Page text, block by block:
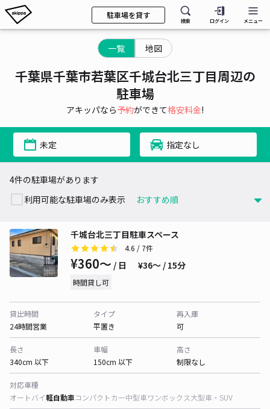
駐車場を貸す
検索 ログイン メニュー
一覧 地図
千葉県千葉市若葉区千城台北三丁目周辺の
駐車場
アキッパなら予約ができて格安料金!
未定 指定なし
4件の駐車場があります
利用可能な駐車場のみ表示
千城台北三丁目駐車スペース
4.6 / 7件
¥360〜 / 日 ¥36〜 / 15分
時間貸し可
貸出時間
24時間営業
タイプ
平置き
再入庫
可
長さ
340cm 以下
車幅
150cm 以下
高さ
制限なし
対応車種
オートバイ軽自動車コンパクトカー中型車ワンボックス大型車・SUV